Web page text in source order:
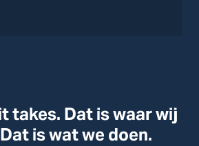
takes. Dat is waar wij
is wat we doen.